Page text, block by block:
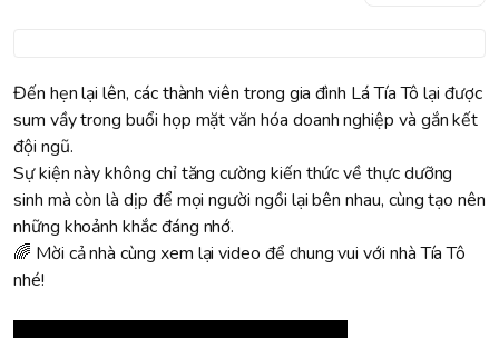
Đến hẹn lại lên, các thành viên trong gia đình Lá Tía Tô lại được
sum vầy trong buổi họp mặt văn hóa doanh nghiệp và gắn kết
đội ngũ.
Sự kiện này không chỉ tăng cường kiến thức về thực dưỡng
sinh mà còn là dịp để mọi người ngồi lại bên nhau, cùng tạo nên
những khoảnh khắc đáng nhớ.
🌈 Mời cả nhà cùng xem lại video để chung vui với nhà Tía Tô
nhé!